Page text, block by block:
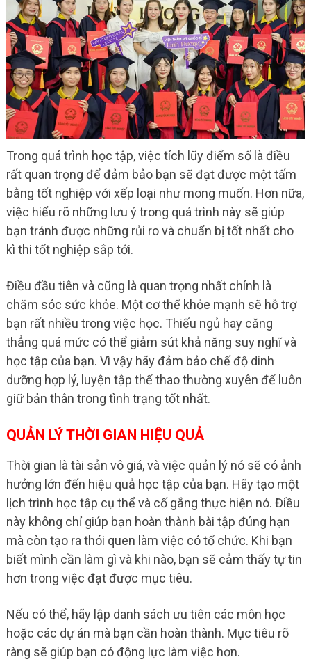
Trong quá trình học tập, việc tích lũy điểm số là điều
rất quan trọng để đảm bảo bạn sẽ đạt được một tấm
bằng tốt nghiệp với xếp loại như mong muốn. Hơn nữa,
việc hiểu rõ những lưu ý trong quá trình này sẽ giúp
bạn tránh được những rủi ro và chuẩn bị tốt nhất cho
kì thi tốt nghiệp sắp tới.
Điều đầu tiên và cũng là quan trọng nhất chính là
chăm sóc sức khỏe. Một cơ thể khỏe mạnh sẽ hỗ trợ
bạn rất nhiều trong việc học. Thiếu ngủ hay căng
thẳng quá mức có thể giảm sút khả năng suy nghĩ và
học tập của bạn. Vì vậy hãy đảm bảo chế độ dinh
dưỡng hợp lý, luyện tập thể thao thường xuyên để luôn
giữ bản thân trong tình trạng tốt nhất.
QUẢN LÝ THỜI GIAN HIỆU QUẢ
Thời gian là tài sản vô giá, và việc quản lý nó sẽ có ảnh
hưởng lớn đến hiệu quả học tập của bạn. Hãy tạo một
lịch trình học tập cụ thể và cố gắng thực hiện nó. Điều
này không chỉ giúp bạn hoàn thành bài tập đúng hạn
mà còn tạo ra thói quen làm việc có tổ chức. Khi bạn
biết mình cần làm gì và khi nào, bạn sẽ cảm thấy tự tin
hơn trong việc đạt được mục tiêu.
Nếu có thể, hãy lập danh sách ưu tiên các môn học
hoặc các dự án mà bạn cần hoàn thành. Mục tiêu rõ
ràng sẽ giúp bạn có động lực làm việc hơn.